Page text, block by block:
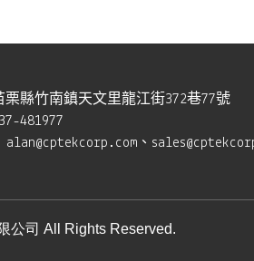
栗縣竹南鎮天文里龍江街372巷77號
481977
alan@cptekcorp.com、
公司 All Rights Reserved.